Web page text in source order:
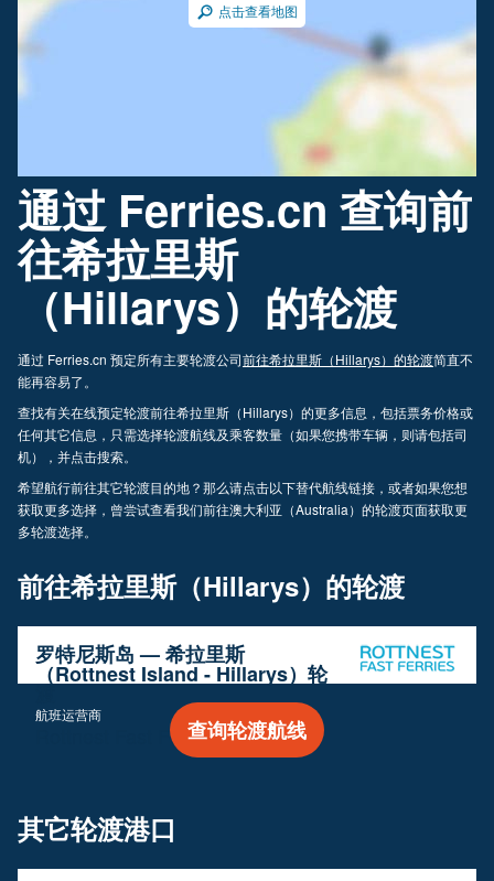
点击查看地图
通过 Ferries.cn 查询前
往希拉里斯
（Hillarys）的轮渡
通过 Ferries.cn 预定所有主要轮渡公司前往希拉里斯（Hillarys）的轮渡简直不
能再容易了。
查找有关在线预定轮渡前往希拉里斯（Hillarys）的更多信息，包括票务价格或
任何其它信息，只需选择轮渡航线及乘客数量（如果您携带车辆，则请包括司
机），并点击搜索。
希望航行前往其它轮渡目的地？那么请点击以下替代航线链接，或者如果您想
获取更多选择，曾尝试查看我们前往澳大利亚（Australia）的轮渡页面获取更
多轮渡选择。
前往希拉里斯（Hillarys）的轮渡
罗特尼斯岛 — 希拉里斯
（Rottnest Island - Hillarys）轮
渡
航班运营商
Rottnest Fast Ferries查询轮渡航线
其它轮渡港口